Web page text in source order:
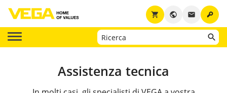
key
email
public
shopping_cart
Assistenza tecnica